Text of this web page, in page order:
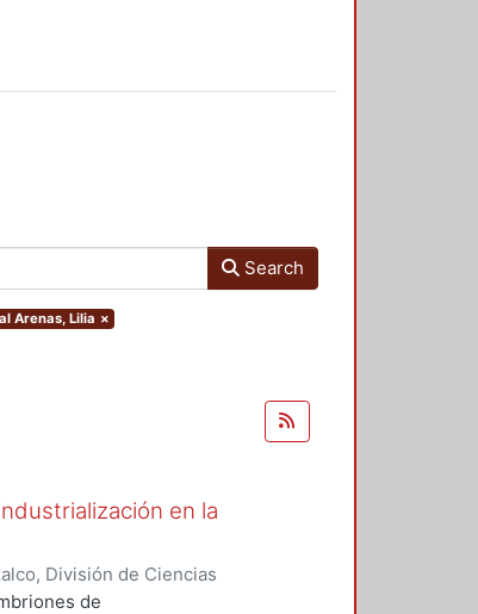
Search
Arenas, Lilia ×
en la
División de Ciencias
Área de Historia e
de